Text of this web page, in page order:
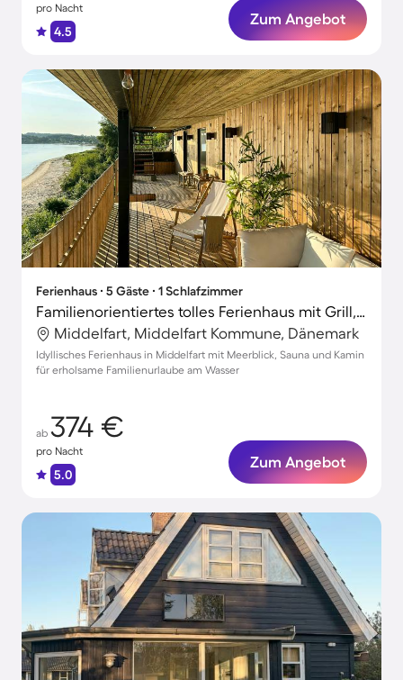
pro Nacht
4.5
Zum Angebot
Ferienhaus ∙ 5 Gäste ∙ 1 Schlafzimmer
Familienorientiertes tolles Ferienhaus mit Grill, Terrasse und Sauna | Meerblick | Nah am Strand
Middelfart, Middelfart Kommune, Dänemark
Idyllisches Ferienhaus in Middelfart mit Meerblick, Sauna und Kamin
für erholsame Familienurlaube am Wasser
ab 374 €
pro Nacht
5.0
Zum Angebot